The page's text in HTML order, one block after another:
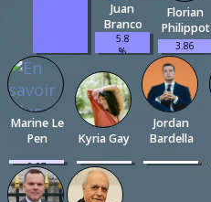
Juan
Branco
5.8
%
Florian
Philippot
3.86
%
(16)
Marine Le
Pen
0.97
%
(4)
Kyria Gay
0.72
%
(3)
Jordan
Bardella
0.72